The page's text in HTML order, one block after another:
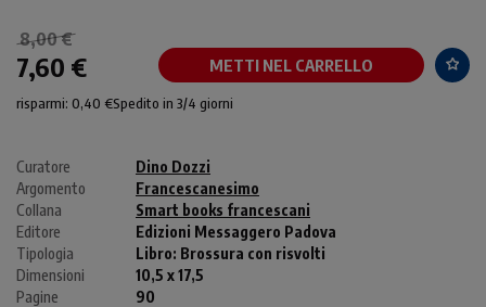
8,00 €
7,60 € METTI NEL CARRELLO
risparmi: 0,40 €Spedito in 3/4 giorni
Curatore
Dino Dozzi
Argomento
Francescanesimo
Collana
Smart books francescani
Editore
Edizioni Messaggero Padova
Tipologia
Libro: Brossura con risvolti
Dimensioni
10,5 x 17,5
Pagine
90